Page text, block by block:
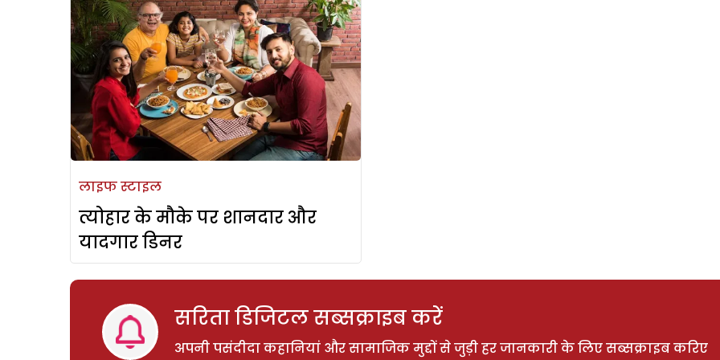
लाइफ स्टाइल
त्योहार के मौके पर शानदार और
यादगार डिनर
सरिता डिजिटल सब्सक्राइब करें
अपनी पसंदीदा कहानियां और सामाजिक मुद्दों से जुड़ी हर जानकारी के लिए सब्सक्राइब करिए